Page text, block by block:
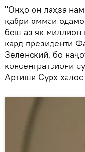
"Онҳо он лаҳза
қабри оммаи
беш аз як миллион
кард президенти
Зеленский, бо
консентратсионӣ
Артиши Сурх